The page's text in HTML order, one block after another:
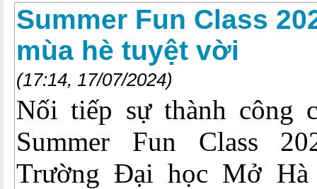
Summer Fun Class
mùa hè tuyệt vời
(17:14, 17/07/2024)
Nối tiếp sự thành công
Summer Fun Class
Trường Đại học Mở